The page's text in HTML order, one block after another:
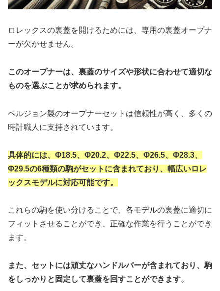
ロレックスの裏蓋を開けるためには、専用の裏蓋オープナ
ーが欠かせません。
このオープナーは、裏蓋のサイズや形状に合わせて適切な
ものを選ぶことが求められます。
ベルジョン製のオープナーセットは信頼性が高く、多くの
時計職人に支持されています。
具体的には、Φ18.5、Φ20.2、Φ22.5、Φ26.5、Φ28.3、
Φ29.5の6種類の駒がセットに含まれており、幅広いロレ
ックスモデルに対応可能です。
これらの駒を使い分けることで、各モデルの裏蓋に適切に
フィットさせることができ、正確な作業を行うことができ
ます。
また、セットには頑丈なハンドルバーが含まれており、駒
をしっかりと固定して裏蓋を回すことができます。